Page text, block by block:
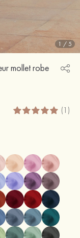
1 /5
mollet robe
(1)